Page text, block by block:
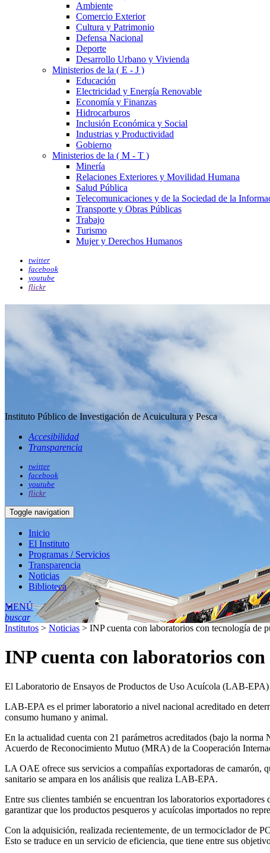
Ambiente
Comercio Exterior
Cultura y Patrimonio
Defensa Nacional
Deporte
Desarrollo Urbano y Vivienda
Ministerios de la ( E - J )
Educación
Electricidad y Energía Renovable
Economía y Finanzas
Hidrocarburos
Inclusión Económica y Social
Industrias y Productividad
Gobierno
Ministerios de la ( M - T )
Minería
Relaciones Exteriores y Movilidad Humana
Salud Pública
Telecomunicaciones y de la Sociedad de la
Transporte y Obras Públicas
Trabajo
Turismo
Mujer y Derechos Humanos
twitter
facebook
youtube
flickr
Instituto Público de Investigación de Acuicultura y Pesca
Accesibilidad
Transparencia
twitter
facebook
youtube
flickr
Toggle navigation
Inicio
El Instituto
Programas / Servicios
Transparencia
Noticias
Biblioteca
MENÚ
buscar
Institutos > Noticias > INP cuenta con laboratorios con tecnología de
INP cuenta con laboratorios
El Laboratorio de Ensayos de Productos de Uso Acuícola (LAB-EPA)
LAB-EPA es el primer laboratorio a nivel nacional acreditado en
consumo humano y animal.
En la actualidad cuenta con 21 parámetros acreditados (bajo la
Acuerdo de Reconocimiento Mutuo (MRA) de la Cooperación
LA OAE ofrece sus servicios a compañías exportadoras de camarón,
sanitario se ampara en los análisis que realiza LAB-EPA.
Entre sus clientes también se encuentran los laboratorios
garantizar que los productos pesqueros y acuícolas importados no
Con la adquisición, realizada recientemente, de un termociclador de
Esto se traduce en un servicio de eficiencia, que tiene entre sus